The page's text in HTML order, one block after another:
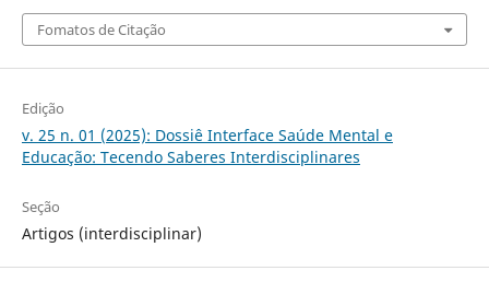
Fomatos de Citação
Edição
v. 25 n. 01 (2025): Dossiê Interface Saúde Mental e
Educação: Tecendo Saberes Interdisciplinares
Seção
Artigos (interdisciplinar)